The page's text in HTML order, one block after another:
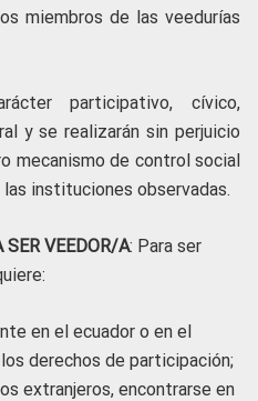
miembros de las veedurías
participativo, cívico,
y se realizarán sin perjuicio
mecanismo de control social
instituciones observadas.
SER VEEDOR/A: Para ser
en el ecuador o en el
derechos de participación;
extranjeros, encontrarse en